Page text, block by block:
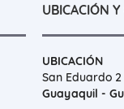
UBICACIÓN
UBICACIÓN
San Eduardo
Guayaquil -